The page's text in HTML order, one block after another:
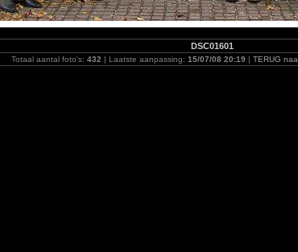
DSC01601
Totaal aantal foto's: 432 | Laatste aanpassing: 15/07/08 20:19 | TERUG